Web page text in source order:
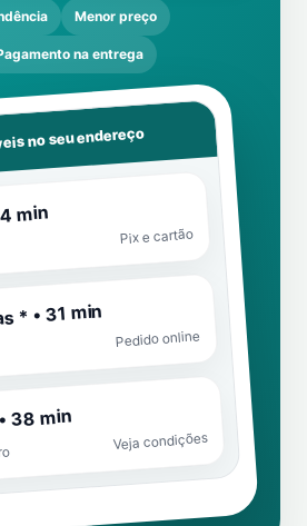
Menor preço
na entrega
no seu endereço
min
Pix e cartão
* • 31 min
Pedido online
38 min
Veja condições